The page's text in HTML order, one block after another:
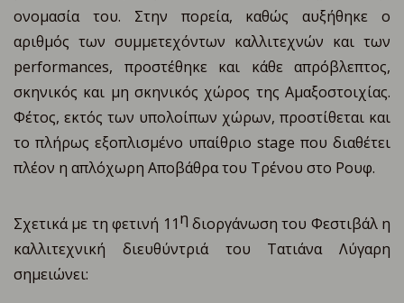
ονομασία του. Στην πορεία, καθώς αυξήθηκε ο
αριθμός των συμμετεχόντων καλλιτεχνών και των
performances, προστέθηκε και κάθε απρόβλεπτος,
σκηνικός και μη σκηνικός χώρος της Αμαξοστοιχίας.
Φέτος, εκτός των υπολοίπων χώρων, προστίθεται και
το πλήρως εξοπλισμένο υπαίθριο stage που διαθέτει
πλέον η απλόχωρη Αποβάθρα του Τρένου στο Ρουφ.
Σχετικά με τη φετινή 11η διοργάνωση του Φεστιβάλ η
καλλιτεχνική διευθύντριά του Τατιάνα Λύγαρη
σημειώνει: